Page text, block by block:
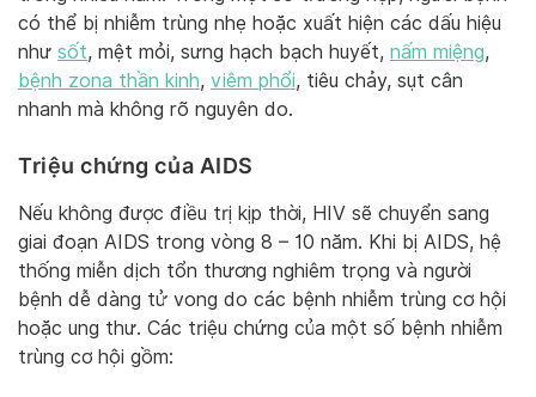
có thể bị nhiễm trùng nhẹ hoặc xuất hiện các dấu hiệu
như sốt, mệt mỏi, sưng hạch bạch huyết, nấm miệng,
bệnh zona thần kinh, viêm phổi, tiêu chảy, sụt cân
nhanh mà không rõ nguyên do.
Triệu chứng của AIDS
Nếu không được điều trị kịp thời, HIV sẽ chuyển sang
giai đoạn AIDS trong vòng 8 – 10 năm. Khi bị AIDS, hệ
thống miễn dịch tổn thương nghiêm trọng và người
bệnh dễ dàng tử vong do các bệnh nhiễm trùng cơ hội
hoặc ung thư. Các triệu chứng của một số bệnh nhiễm
trùng cơ hội gồm: